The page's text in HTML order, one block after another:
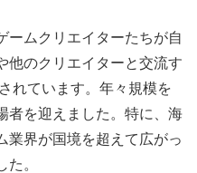
ームクリエイターたちが自
他のクリエイターと交流す
れています。年々規模を
者を迎えました。特に、海
業界が国境を超えて広がっ
。